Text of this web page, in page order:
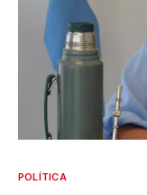
POLÍTICA